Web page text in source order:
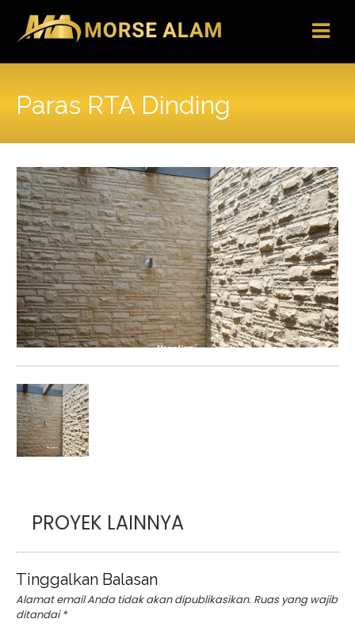
content
Paras RTA Dinding
PROYEK LAINNYA
Tinggalkan Balasan
Alamat email Anda tidak akan dipublikasikan. Ruas yang wajib
ditandai*